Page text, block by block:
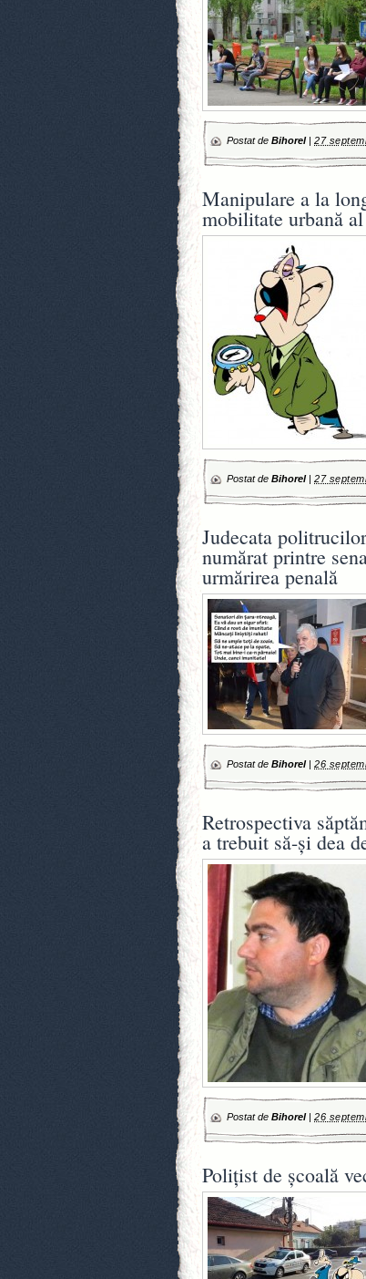
Postat de Bihorel| 27
Manipulare a la
mobilitate urbană
Postat de Bihorel| 27
Judecata
numărat printre
urmărirea penală
Postat de Bihorel| 26
Retrospectiva
a trebuit să-şi dea
Postat de Bihorel| 26
Poliţist de şcoală